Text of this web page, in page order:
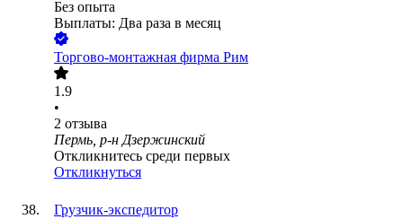
Без опыта
Выплаты: Два раза в месяц
Торгово-монтажная фирма Рим
1.9
•
2 отзыва
Пермь, р-н Дзержинский
Откликнитесь среди первых
Откликнуться
Грузчик-экспедитор